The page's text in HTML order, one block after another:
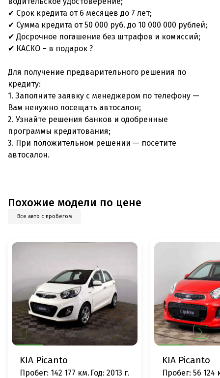
✔ Срок кредита от 6 месяцев до 7 лет;
✔ Сумма кредита от 50 000 руб. до 10 000 000 рублей;
✔ Досрочное погашение без штрафов и комиссий;
✔ КАСКО – в подарок ?
Для получение предварительного решения по
кредиту:
1. Заполните заявку с менеджером по телефону —
Вам ненужно посещать автосалон;
2. Узнайте решения банков и одобренные
программы кредитования;
3. При положительном решении — посетите
автосалон.
Похожие модели по цене
Все авто с пробегом
KIA Picanto
Пробег: 142 177 км. Год: 2013 г.
KIA Picanto
Пробег: 56 124